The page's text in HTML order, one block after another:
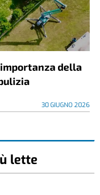
della
30 GIUGNO 2026
lette